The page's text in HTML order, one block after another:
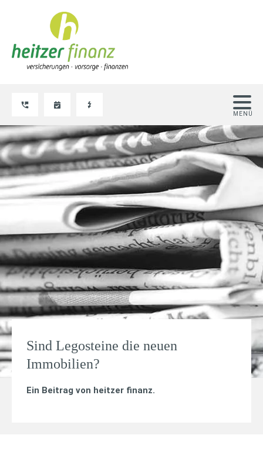
Sind Legosteine die neuen
Immobilien?
Ein Beitrag von heitzer finanz.